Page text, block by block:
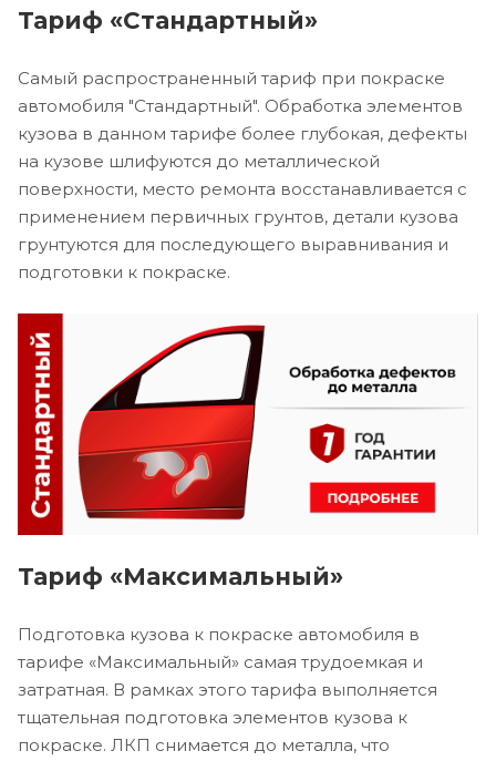
Тариф «Стандартный»
Самый распространенный тариф при покраске
автомобиля "Стандартный". Обработка элементов
кузова в данном тарифе более глубокая, дефекты
на кузове шлифуются до металлической
поверхности, место ремонта восстанавливается с
применением первичных грунтов, детали кузова
грунтуются для последующего выравнивания и
подготовки к покраске.
Тариф «Максимальный»
Подготовка кузова к покраске автомобиля в
тарифе «Максимальный» самая трудоемкая и
затратная. В рамках этого тарифа выполняется
тщательная подготовка элементов кузова к
покраске. ЛКП снимается до металла, что